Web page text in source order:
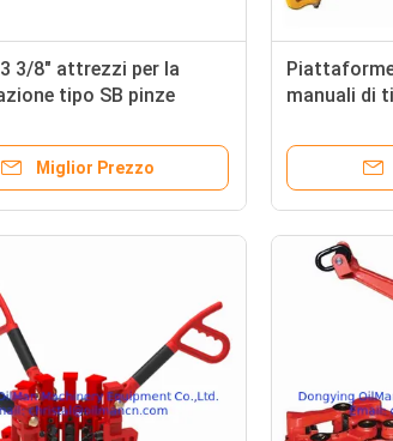
3/8" attrezzi per la
tipo SB pinze
Miglior Prezzo
manuali di